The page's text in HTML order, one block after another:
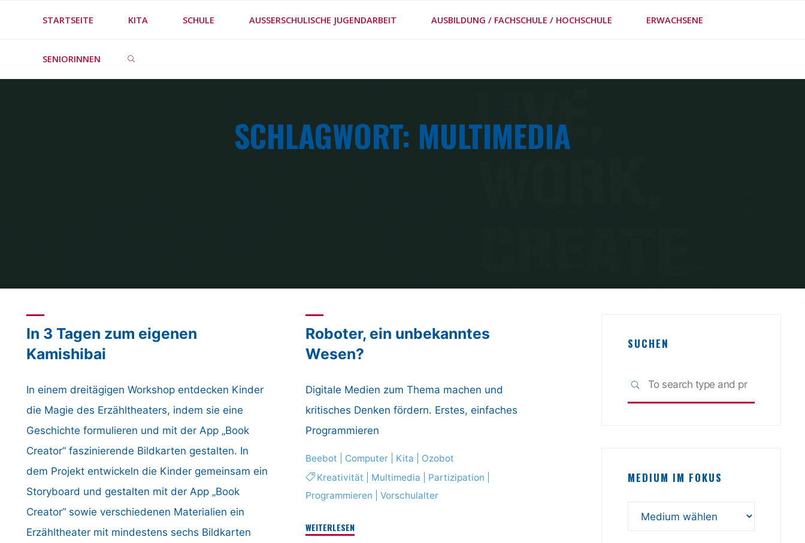
METHODENSTECKBRIEFE
STARTSEITE KITA SCHULE AUSSERSCHULISCHE JUGENDARBEIT AUSBILDUNG / FACHSCHULE / HOCHSCHULE ERWACHSENE
SENIORINNEN
SCHLAGWORT: MULTIMEDIA
In 3 Tagen zum eigenen
Kamishibai
In einem dreitägigen Workshop entdecken Kinder
die Magie des Erzähltheaters, indem sie eine
Geschichte formulieren und mit der App „Book
Creator“ faszinierende Bildkarten gestalten. In
dem Projekt entwickeln die Kinder gemeinsam ein
Storyboard und gestalten mit der App „Book
Creator“ sowie verschiedenen Materialien ein
Erzähltheater mit mindestens sechs Bildkarten
Roboter, ein unbekanntes
Wesen?
Digitale Medien zum Thema machen und
kritisches Denken fördern. Erstes, einfaches
Programmieren
Beebot Computer Kita
Ozobot
Kreativität
Multimedia Partizipation
Programmieren
Vorschulalter
WEITERLESEN"Roboter,
SUCHEN
SEARCH
MEDIUM IM FOKUS